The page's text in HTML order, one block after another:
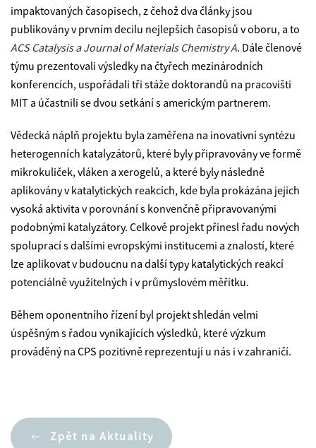
impaktovaných časopisech, z čehož dva články jsou
publikovány v prvním decilu nejlepších časopisů v oboru, a to
ACS Catalysis a Journal of Materials Chemistry A. Dále členové
týmu prezentovali výsledky na čtyřech mezinárodních
konferencích, uspořádali tři stáže doktorandů na pracovišti
MIT a účastnili se dvou setkání s americkým partnerem.
Vědecká náplň projektu byla zaměřena na inovativní syntézu
heterogenních katalyzátorů, které byly připravovány ve formě
mikrokuliček, vláken a xerogelů, a které byly následně
aplikovány v katalytických reakcích, kde byla prokázána jejich
vysoká aktivita v porovnání s konvenčně připravovanými
podobnými katalyzátory. Celkově projekt přinesl řadu nových
spoluprací s dalšími evropskými institucemi a znalostí, které
lze aplikovat v budoucnu na další typy katalytických reakcí
potenciálně využitelných i v průmyslovém měřítku.
Během oponentního řízení byl projekt shledán velmi
úspěšným s řadou vynikajících výsledků, které výzkum
prováděný na CPS pozitivně reprezentují u nás i v zahraničí.
Zpět na Aktuality